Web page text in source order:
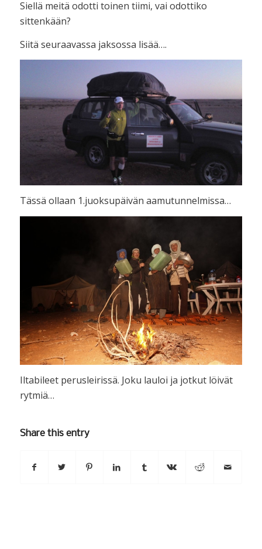
Siellä meitä odotti toinen tiimi, vai odottiko
sittenkään?
Siitä seuraavassa jaksossa lisää….
Tässä ollaan 1.juoksupäivän aamutunnelmissa…
Iltabileet perusleirissä. Joku lauloi ja jotkut löivät
rytmiä…
Share this entry